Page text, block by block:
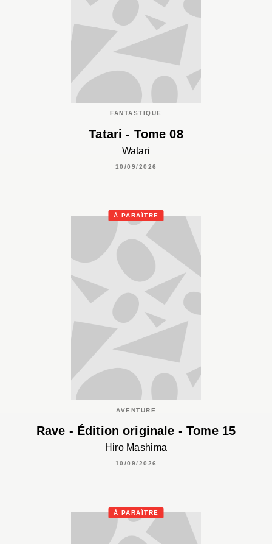
FANTASTIQUE
Tatari - Tome 08
Watari
10/09/2026
À PARAÎTRE
AVENTURE
Rave - Édition originale - Tome 15
Hiro Mashima
10/09/2026
À PARAÎTRE